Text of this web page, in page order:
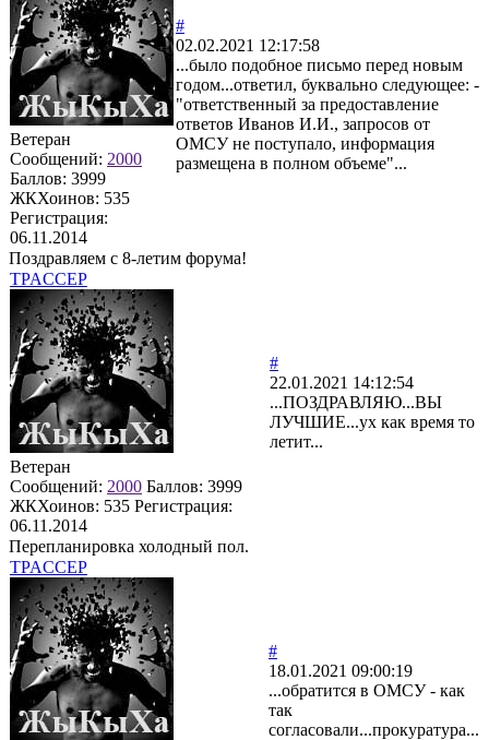
Ветеран
Сообщений: 2000
Баллов: 3999
ЖКХоинов: 535
Регистрация:
06.11.2014
#
02.02.2021 12:17:58
...было подобное письмо перед новым
годом...ответил, буквально следующее: -
"ответственный за предоставление
ответов Иванов И.И., запросов от
ОМСУ не поступало, информация
размещена в полном объеме"...
Поздравляем с 8-летим форума!
TPACCEP
Ветеран
Сообщений: 2000 Баллов: 3999
ЖКХоинов: 535 Регистрация:
06.11.2014
#
22.01.2021 14:12:54
...ПОЗДРАВЛЯЮ...ВЫ
ЛУЧШИЕ...ух как время то
летит...
Перепланировка холодный пол.
TPACCEP
#
18.01.2021 09:00:19
...обратится в ОМСУ - как
так
согласовали...прокуратура...